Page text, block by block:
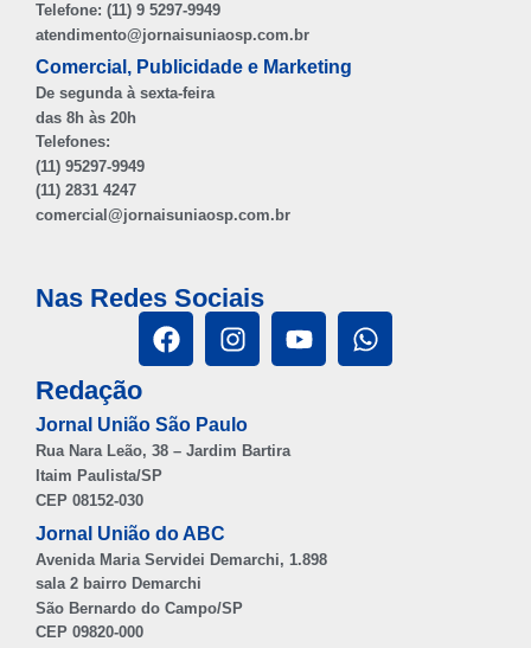
Telefone: (11) 9 5297-9949
atendimento@jornaisuniaosp.com.br
Comercial, Publicidade e Marketing
De segunda à sexta-feira
das 8h às 20h
Telefones:
(11) 95297-9949
(11) 2831 4247
comercial@jornaisuniaosp.com.br
Nas Redes Sociais
Redação
Jornal União São Paulo
Rua Nara Leão, 38 – Jardim Bartira
Itaim Paulista/SP
CEP 08152-030
Jornal União do ABC
Avenida Maria Servidei Demarchi, 1.898
sala 2 bairro Demarchi
São Bernardo do Campo/SP
CEP 09820-000